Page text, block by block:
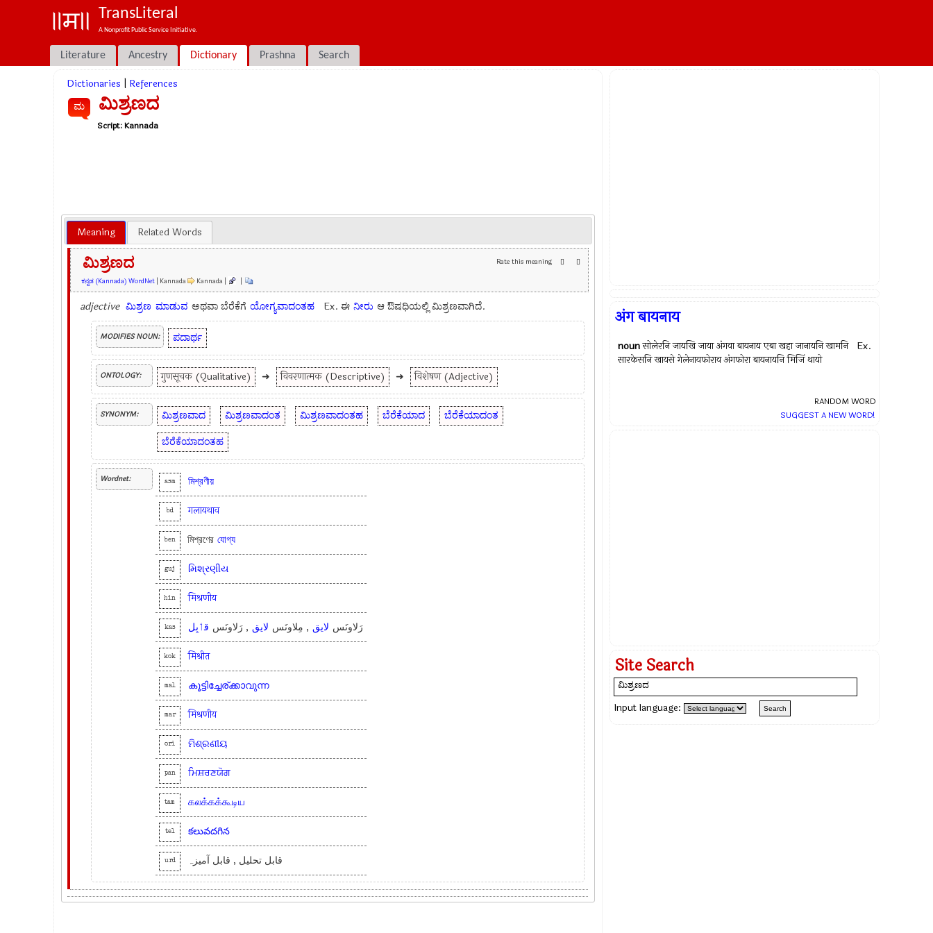
TransLiteral
A Nonprofit Public Service Initiative.
Literature Ancestry Dictionary Prashna Search
Dictionaries References
ಮ ಮಿಶ್ರಣದ
Script:Kannada
Meaning Related Words
Rate this meaning
ಮಿಶ್ರಣದ
ಕನ್ನಡ (Kannada) WordNet| Kannada Kannada | |
adjective ಮಿಶ್ರಣ ಮಾಡುವ ಅಥವಾ ಬೆರೆಕೆಗೆ ಯೋಗ್ಯವಾದಂತಹ Ex. ಈ ನೀರು ಆ ಔಷಧಿಯಲ್ಲಿ ಮಿಶ್ರಣವಾಗಿದೆ.
MODIFIES NOUN: ಪದಾರ್ಥ
ONTOLOGY: गुणसूचक (Qualitative) ➜ विवरणात्मक (Descriptive) ➜ विशेषण (Adjective)
SYNONYM: ಮಿಶ್ರಣವಾದ ಮಿಶ್ರಣವಾದಂತ ಮಿಶ್ರಣವಾದಂತಹ ಬೆರೆಕೆಯಾದ
ಬೆರೆಕೆಯಾದಂತ
ಬೆರೆಕೆಯಾದಂತಹ
Wordnet: asm মিশ্রণীয়
bd गलायथाव
ben মিশ্রণের যোগ্য
guj મિશ્રણીય
hin मिश्रणीय
kas رَلاونَس لایق , مِلاونَس لایق , رَلاونَس قٲبِل
kok मिश्रीत
mal കൂട്ടിച്ചേര്ക്കാവുന്ന
mar मिश्रणीय
ori ମିଶ୍ରଣୀୟ
pan ਮਿਸ਼ਰਣਯੋਗ
tam கலக்கக்கூடிய
tel కలువదగిన
urd قابل تحلیل , قابل آمیزہ
अंग बायनाय
nounसोलेरनि जायखि जाया अंगवा बायनाय एबा खहा जानायनि खामनि Ex.
सारकेसनि खायसे गेलेनायफोराव अंगफोरा बायनायनि मिजिं थायो
RANDOM WORD
SUGGEST A NEW WORD!
Site Search
Input language: